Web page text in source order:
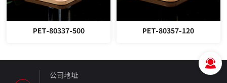
PET-80337-500 PET-80357-120
公司地址